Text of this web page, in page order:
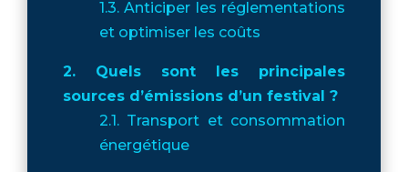
1.3. Anticiper les réglementations
et optimiser les coûts
2. Quels sont les principales
sources d’émissions d’un festival ?
2.1. Transport et consommation
énergétique